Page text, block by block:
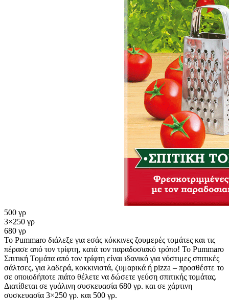
500 γρ
3×250 γρ
680 γρ
Το Pummaro διάλεξε για εσάς κόκκινες ζουμερές τομάτες και τις
πέρασε από τον τρίφτη, κατά τον παραδοσιακό τρόπο! Το Pummaro
Σπιτική Τομάτα από τον τρίφτη είναι ιδανικό για νόστιμες σπιτικές
σάλτσες, για λαδερά, κοκκινιστά, ζυμαρικά ή pizza – προσθέστε το
σε οποιοδήποτε πιάτο θέλετε να δώσετε γεύση σπιτικής τομάτας.
Διατίθεται σε γυάλινη συσκευασία 680 γρ. και σε χάρτινη
συσκευασία 3×250 γρ. και 500 γρ.